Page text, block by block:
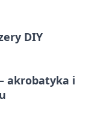
DIY
akrobatyka i